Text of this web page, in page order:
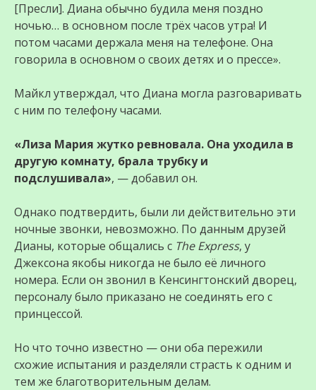
[Пресли]. Диана обычно будила меня поздно
ночью… в основном после трёх часов утра! И
потом часами держала меня на телефоне. Она
говорила в основном о своих детях и о прессе».
Майкл утверждал, что Диана могла разговаривать
с ним по телефону часами.
«Лиза Мария жутко ревновала. Она уходила в
другую комнату, брала трубку и
подслушивала», — добавил он.
Однако подтвердить, были ли действительно эти
ночные звонки, невозможно. По данным друзей
Дианы, которые общались с The Express, у
Джексона якобы никогда не было её личного
номера. Если он звонил в Кенсингтонский дворец,
персоналу было приказано не соединять его с
принцессой.
Но что точно известно — они оба пережили
схожие испытания и разделяли страсть к одним и
тем же благотворительным делам.